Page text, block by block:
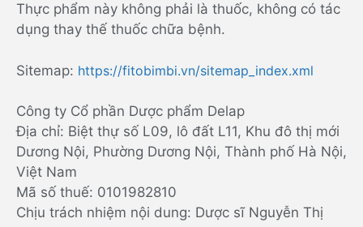
Thực phẩm này không phải là thuốc, không có tác
dụng thay thế thuốc chữa bệnh.
Sitemap: https://fitobimbi.vn/sitemap_index.xml
Công ty Cổ phần Dược phẩm Delap
Địa chỉ: Biệt thự số L09, lô đất L11, Khu đô thị mới
Dương Nội, Phường Dương Nội, Thành phố Hà Nội,
Việt Nam
Mã số thuế: 0101982810
Chịu trách nhiệm nội dung: Dược sĩ Nguyễn Thị